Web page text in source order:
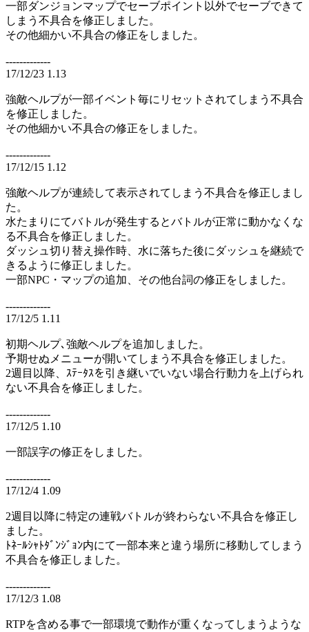
一部ダンジョンマップでセーブポイント以外でセーブできて
しまう不具合を修正しました。
その他細かい不具合の修正をしました。
-------------
17/12/23 1.13
強敵ヘルプが一部イベント毎にリセットされてしまう不具合
を修正しました。
その他細かい不具合の修正をしました。
-------------
17/12/15 1.12
強敵ヘルプが連続して表示されてしまう不具合を修正しまし
た。
水たまりにてバトルが発生するとバトルが正常に動かなくな
る不具合を修正しました。
ダッシュ切り替え操作時、水に落ちた後にダッシュを継続で
きるように修正しました。
一部NPC・マップの追加、その他台詞の修正をしました。
-------------
17/12/5 1.11
初期ヘルプ､強敵ヘルプを追加しました。
予期せぬメニューが開いてしまう不具合を修正しました。
2週目以降、ｽﾃｰﾀｽを引き継いでいない場合行動力を上げられ
ない不具合を修正しました。
-------------
17/12/5 1.10
一部誤字の修正をしました。
-------------
17/12/4 1.09
2週目以降に特定の連戦バトルが終わらない不具合を修正し
ました。
ﾄﾈｰﾙｼｬﾄﾀﾞﾝｼﾞｮﾝ内にて一部本来と違う場所に移動してしまう
不具合を修正しました。
-------------
17/12/3 1.08
RTPを含める事で一部環境で動作が重くなってしまうような